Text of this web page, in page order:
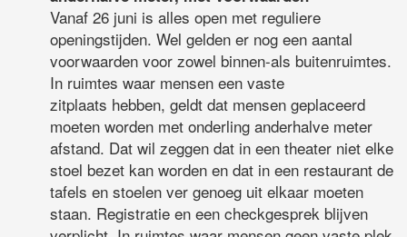
Vanaf 26 juni is alles open met reguliere
openingstijden. Wel gelden er nog een aantal
voorwaarden voor zowel binnen-als buitenruimtes.
In ruimtes waar mensen een vaste
zitplaats hebben, geldt dat mensen geplaceerd
moeten worden met onderling anderhalve meter
afstand. Dat wil zeggen dat in een theater niet elke
stoel bezet kan worden en dat in een restaurant de
tafels en stoelen ver genoeg uit elkaar moeten
staan. Registratie en een checkgesprek blijven